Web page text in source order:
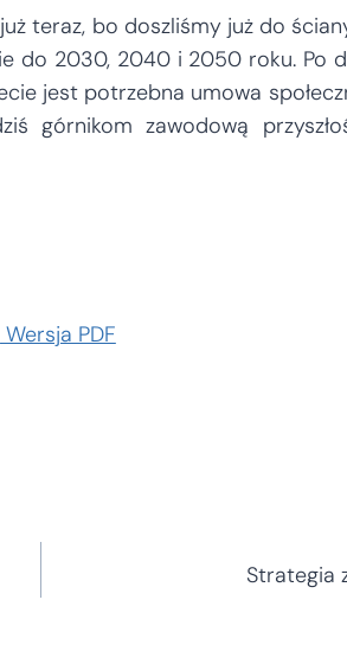
teraz, bo doszliśmy już do
do 2030, 2040 i 2050 roku. Po
jest potrzebna umowa
górnikom zawodową
Wersja PDF
Strategia